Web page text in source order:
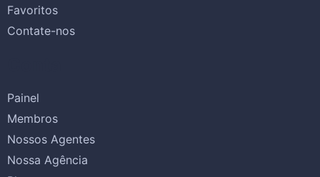
Favoritos
Contate-nos
Painel
Membros
Nossos Agentes
Nossa Agência